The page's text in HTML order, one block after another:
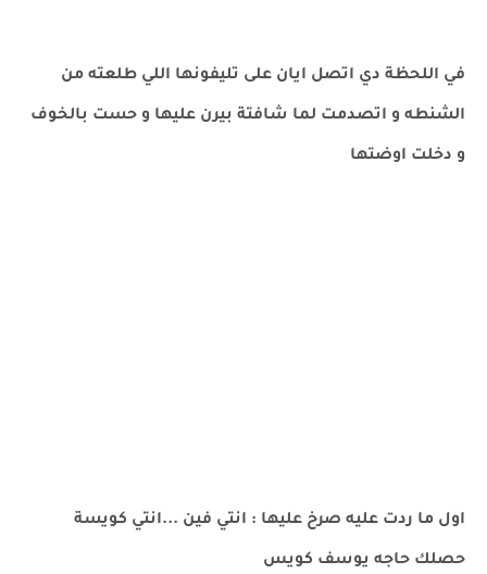
في اللحظة دي اتصل ايان على تليفونها اللي طلعته من
الشنطه و اتصدمت لما شافتة بيرن عليها و حست بالخوف
و دخلت اوضتها
اول ما ردت عليه صرخ عليها : انتي فين ...انتي كويسة
حصلك حاجه يوسف كويس